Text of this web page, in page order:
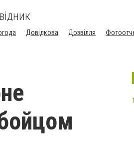
Довідкова Дозвілля